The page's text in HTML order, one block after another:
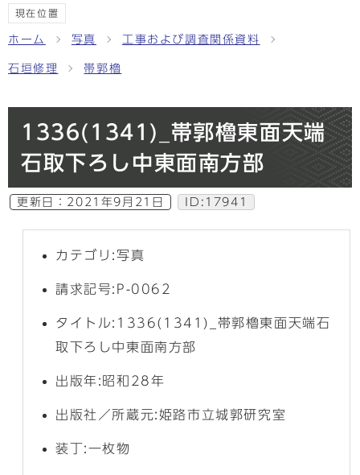
現在位置
ホーム 写真 工事および調査関係資料
石垣修理 帯郭櫓
1336(1341)_帯郭櫓東面天端
石取下ろし中東面南方部
更新日： 2021年9月21日 ID:17941
カテゴリ:写真
請求記号:P-0062
タイトル:1336(1341)_帯郭櫓東面天端石
取下ろし中東面南方部
出版年:昭和28年
出版社／所蔵元:姫路市立城郭研究室
装丁:一枚物